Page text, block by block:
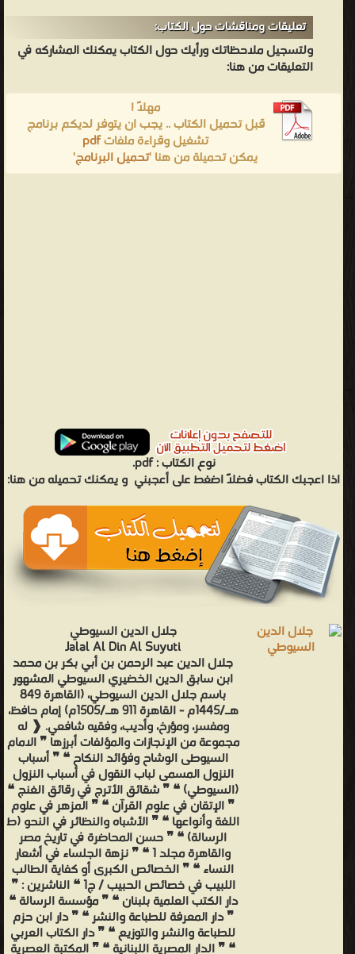
تعليقات ومناقشات حول الكتاب:
ولتسجيل ملاحظاتك ورأيك حول الكتاب يمكنك المشاركه في
التعليقات من هنا:
مهلاً !
قبل تحميل الكتاب .. يجب ان يتوفر لديكم برنامج
تشغيل وقراءة ملفاتpdf
يمكن تحميلة من هنا 'تحميل البرنامج'
نوع الكتاب :pdf.
اذا اعجبك الكتاب فضلاً اضغط على أعجبني و يمكنك تحميله من هنا:
جلال الدين السيوطي
Jalal Al Din Al Suyuti
جلال الدين عبد الرحمن بن أبي بكر بن محمد
ابن سابق الدين الخضيري السيوطي المشهور
باسم جلال الدين السيوطي، (القاهرة 849
هـ/1445م - القاهرة 911 هـ/1505م) إمام حافظ،
ومفسر، ومؤرخ، وأديب، وفقيه شافعي. ❰ له
مجموعة من الإنجازات والمؤلفات أبرزها ❞ الامام
السيوطى الوشاح وفؤائد النكاح ❝ ❞ أسباب
النزول المسمى لباب النقول في أسباب النزول
(السيوطي) ❝ ❞ شقائق الأترج في رقائق الغنج ❝
❞ الإتقان في علوم القرآن ❝ ❞ المزهر في علوم
اللغة وأنواعها ❝ ❞ الأشباه والنظائر في النحو (ط
الرسالة) ❝ ❞ حسن المحاضرة في تاريخ مصر
والقاهرة مجلد 1 ❝ ❞ نزهة الجلساء في أشعار
النساء ❝ ❞ الخصائص الكبرى أو كفاية الطالب
اللبيب في خصائص الحبيب / ج1 ❝ الناشرين : ❞
دار الكتب العلمية بلبنان ❝ ❞ مؤسسة الرسالة ❝
❞ دار المعرفة للطباعة والنشر ❝ ❞ دار ابن حزم
للطباعة والنشر والتوزيع ❝ ❞ دار الكتاب العربي
❝ ❞ الدار المصرية اللبنانية ❝ ❞ المكتبة العصرية